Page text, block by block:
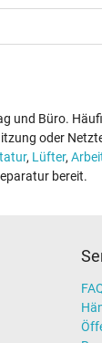
und Büro.
oder
, Lüfter,
bereit.